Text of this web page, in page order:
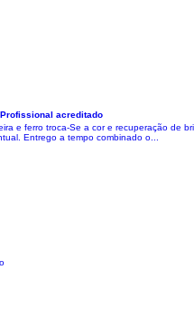
Profissional acreditado
e ferro troca-Se a cor e recuperação de
Entrego a tempo combinado o...